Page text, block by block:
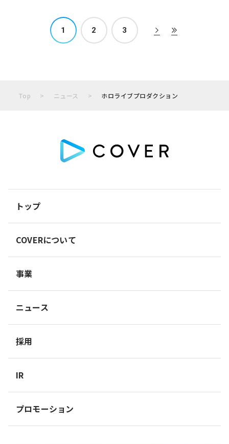
1 2 3
Top ニュース ホロライブプロダクション
トップ
COVERについて
事業
ニュース
採用
IR
プロモーション